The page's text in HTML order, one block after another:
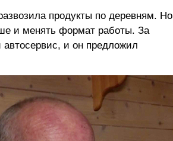
продукты по деревням. Но
и менять формат работы. За
и он предложил